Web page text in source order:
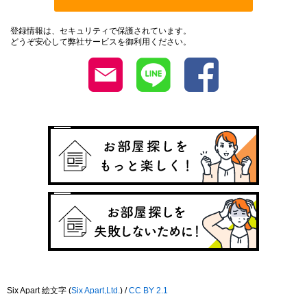
登録情報は、セキュリティで保護されています。
どうぞ安心して弊社サービスを御利用ください。
Six Apart 絵文字 (Six Apart,Ltd. ) /CC BY 2.1